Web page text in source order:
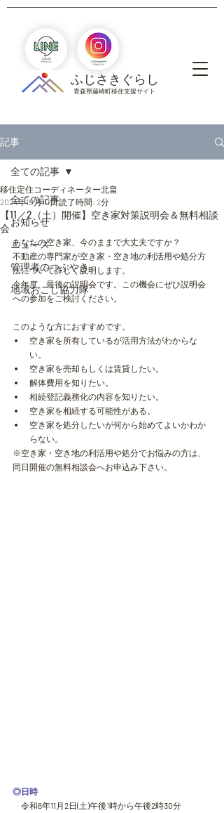
青森県藤崎町移住支援サイト
​ふじさきぐらし
記事
全ての記事
お知らせ
ニュース
管理者のつぶやき
地域おこし協力隊
全ての記事
【11／2（土）開催】空き家対策説明会＆無料相談
会
移住定住コーディネーター北畠
2024年10月10日読了時間: 2分
あなたの空き家、今のままで大丈夫ですか？
不動産の専門家が空き家・空き地の利活用や処分方
法について詳しく説明します。
今年度、最後の説明会です。この機会にぜひ説明会
への参加をご検討ください。
このような方におすすめです。
空き家を所有しているが活用方法がわからな
い。
空き家を売却もしくは賃貸したい。
解体費用を知りたい。
相続登記義務化の内容を知りたい。
空き家を相続する可能性がある。
空き家を処分したいが何から始めてよいかわか
らない。
※空き家・空き地の利活用や処分でお悩みの方は、
同日開催の無料相談会へお申込み下さい。
◎日時
令和6年11 月2日(土)午後1時から午後2時30分